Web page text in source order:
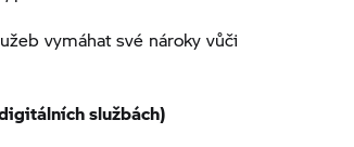
vymáhat své nároky vůči
službách)